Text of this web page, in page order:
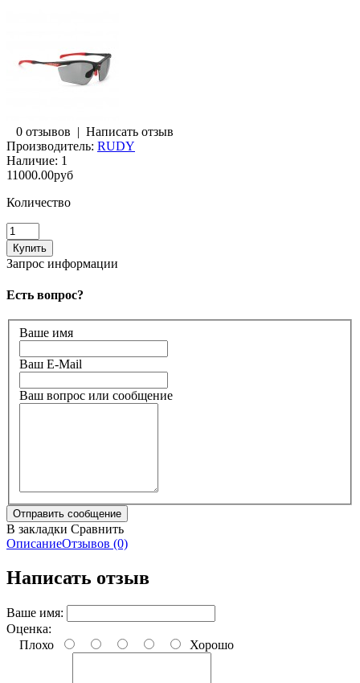
0 отзывов | Написать отзыв
Производитель: RUDY
Наличие: 1
11000.00руб
Количество
Запрос информации
Есть вопрос?
Ваше имя
Ваш E-Mail
Ваш вопрос или сообщение
В закладки Сравнить
ОписаниеОтзывов (0)
Написать отзыв
Ваше имя:
Оценка:
Плохо
Хорошо